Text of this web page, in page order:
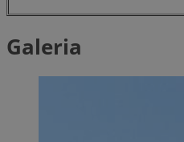
Galeria